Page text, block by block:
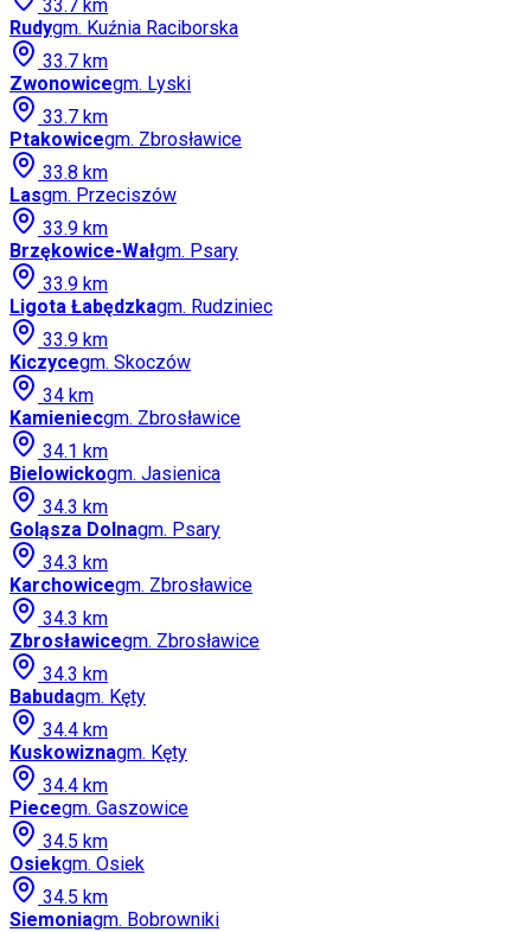
33.7 km
Rudygm. Kuźnia Raciborska
33.7 km
Zwonowicegm. Lyski
33.7 km
Ptakowicegm. Zbrosławice
33.8 km
Lasgm. Przeciszów
33.9 km
Brzękowice-Wałgm. Psary
33.9 km
Ligota Łabędzkagm. Rudziniec
33.9 km
Kiczycegm. Skoczów
34 km
Kamieniecgm. Zbrosławice
34.1 km
Bielowickogm. Jasienica
34.3 km
Goląsza Dolnagm. Psary
34.3 km
Karchowicegm. Zbrosławice
34.3 km
Zbrosławicegm. Zbrosławice
34.3 km
Babudagm. Kęty
34.4 km
Kuskowiznagm. Kęty
34.4 km
Piecegm. Gaszowice
34.5 km
Osiekgm. Osiek
34.5 km
Siemoniagm. Bobrowniki